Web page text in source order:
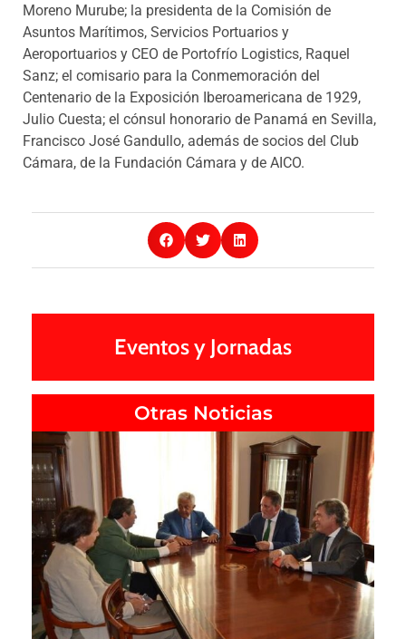
Moreno Murube; la presidenta de la Comisión de
Asuntos Marítimos, Servicios Portuarios y
Aeroportuarios y CEO de Portofrío Logistics, Raquel
Sanz; el comisario para la Conmemoración del
Centenario de la Exposición Iberoamericana de 1929,
Julio Cuesta; el cónsul honorario de Panamá en Sevilla,
Francisco José Gandullo, además de socios del Club
Cámara, de la Fundación Cámara y de AICO.
Eventos y Jornadas
Otras Noticias